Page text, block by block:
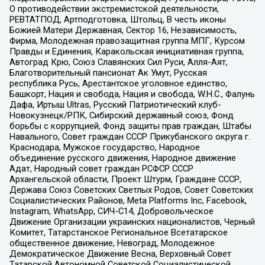
О противодействии экстремистской деятельности,
РЕВТАТПОД, Артподготовка, Штольц, В честь иконы
Божией Матери Державная, Сектор 16, Независимость,
Фирма, Молодежная правозащитная группа МПГ, Курсом
Правды и Единения, Каракольская инициативная группа,
Автоград Крю, Союз Славянских Сил Руси, Алля-Аят,
Благотворительный пансионат Ак Умут, Русская
республика Русь, Арестантское уголовное единство,
Башкорт, Нация и свобода, Нация и свобода, W.H.С., Фалунь
Дафа, Иртыш Ultras, Русский Патриотический клуб-
Новокузнецк/РПК, Сибирский державный союз, Фонд
борьбы с коррупцией, Фонд защиты прав граждан, Штабы
Навального, Совет граждан СССР Прикубанского округа г.
Краснодара, Мужское государство, Народное
объединение русского движения, Народное движение
Адат, Народный совет граждан РСФСР СССР
Архангельской области, Проект Штурм, Граждане СССР,
Держава Союз Советских Светлых Родов, Совет Советских
Социалистических Районов, Meta Platforms Inc, Facebook,
Instagram, WhatsApp, СИЧ-С14, Добровольческое
Движение Организации украинских националистов, Черный
Комитет, Татарстанское Региональное Всетатарское
общественное движение, Невоград, Молодежное
Демократическое Движение Весна, Верховный Совет